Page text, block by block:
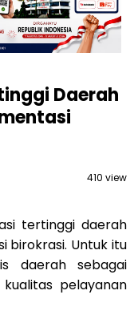
Daerah
410 view
tertinggi daerah
birokrasi. Untuk itu
daerah sebagai
pelayanan